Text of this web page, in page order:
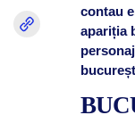
contau
apariția